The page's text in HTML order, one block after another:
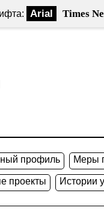
Arial Times
профиль Меры
проекты Истории